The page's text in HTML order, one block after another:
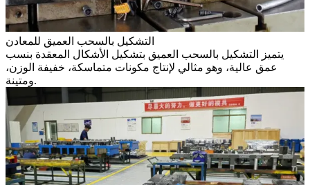
التشكيل بالسحب العميق للمعادن
يتميز التشكيل بالسحب العميق بتشكيل الأشكال المعقدة بنسب
عمق عالية، وهو مثالي لإنتاج مكونات متماسكة، خفيفة الوزن،
ومتينة.